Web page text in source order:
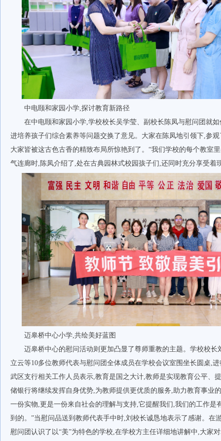
中电颐和家园小学,探讨教育新路径
在中电颐和家园小学,学校校长吴学莹、副校长陈凤与慰问团就
进培养孩子们综合素养等问题交换了意见。大家在陈凤地引领下,参
大家皆被这古色古香的精致布局所惊艳到了。“我们学校的每个教室
气连廊时,陈凤介绍了,处在古典园林式校园孩子们,还同时充分享受着
迈皋桥中心小学,共绘美好蓝图
迈皋桥中心的慰问活动则更加凸显了尊师重教的主题。学校校长
立云等10多位教师代表与慰问团全体成员在学校会议室围坐长圆桌,
武区支行相关工作人员表示,教育是国之大计,教师是实现教育公平、
储银行将继续发挥自身优势,为教师提供更优质的服务,助力教育事业
一份实物,更是一份来自社会的理解与支持,它提醒我们,我们的工作是
到的。”当慰问品送到教师代表手中时,刘校长诚恳地表示了感谢。在
慰问团认识了以“美”为特色的学校,在学校方主任详细地讲解中,大家